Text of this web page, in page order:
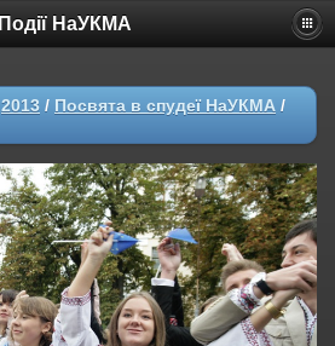
Події НаУКМА
2013 / Посвята в спудеї НаУКМА /